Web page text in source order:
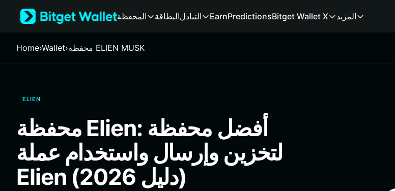
Русский
Español (Latinoamérica)
Deutsch
简体中文
繁體中文
Português (Portugal)
Bahasa Indonesia
المحفظة البطاقةالتبادل EarnPredictionsBitget Wallet X المزيد
Home›Wallet› محفظة ELIEN MUSK
ELIEN
محفظة Elien: أفضل محفظة
لتخزين وإرسال واستخدام عملة
Elien (دليل 2026)